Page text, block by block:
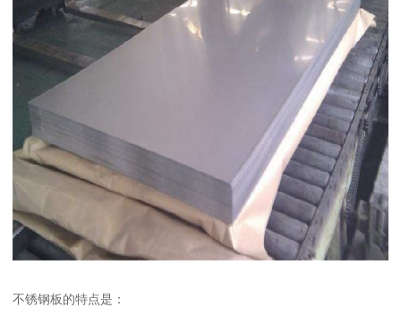
不锈钢板的特点是：